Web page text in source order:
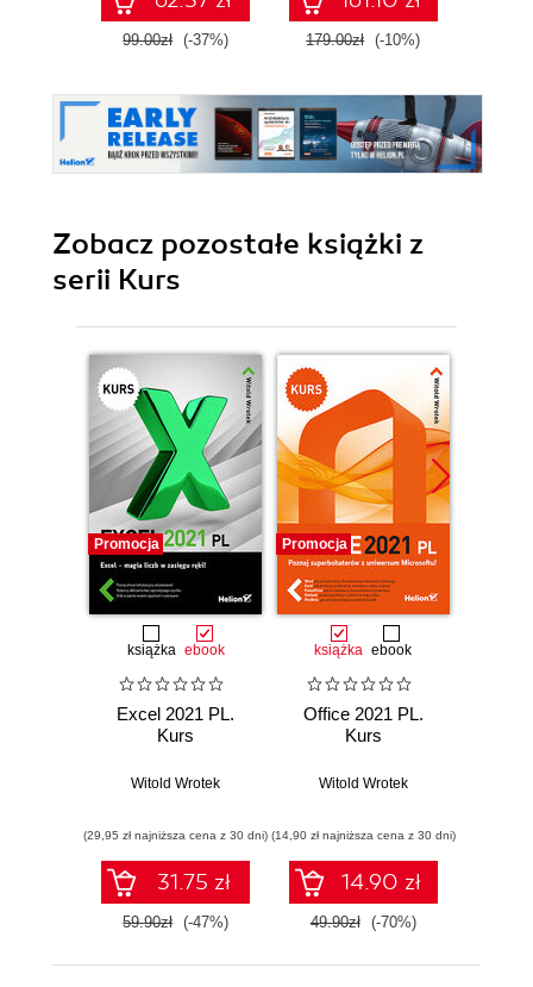
99.00zł (-37%) 179.00zł (-10%)
Zobacz pozostałe książki z
serii Kurs
Promocja
książka ebook
Excel 2021 PL.
Kurs
Witold Wrotek
(29,95 zł najniższa cena z 30 dni)
31.75 zł
59.90zł (-47%)
Promocja
książka ebook
Office 2021 PL.
Kurs
Witold Wrotek
(14,90 zł najniższa cena z 30 dni)
14.90 zł
49.90zł (-70%)